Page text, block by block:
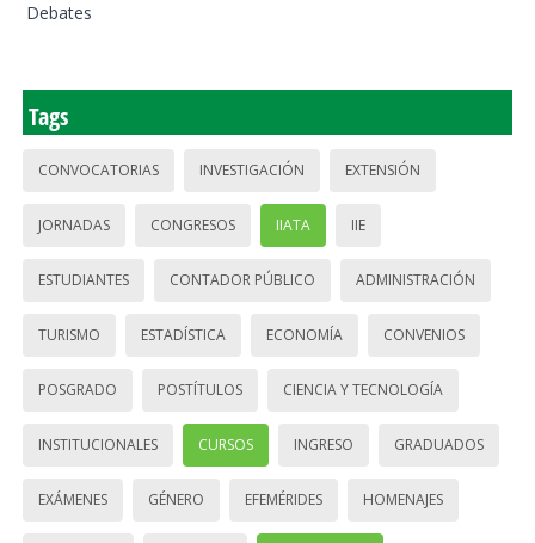
Debates
Tags
CONVOCATORIAS INVESTIGACIÓN EXTENSIÓN
JORNADAS CONGRESOS IIATA IIE
ESTUDIANTES CONTADOR PÚBLICO ADMINISTRACIÓN
TURISMO ESTADÍSTICA ECONOMÍA CONVENIOS
POSGRADO POSTÍTULOS CIENCIA Y TECNOLOGÍA
INSTITUCIONALES CURSOS INGRESO GRADUADOS
EXÁMENES GÉNERO EFEMÉRIDES HOMENAJES